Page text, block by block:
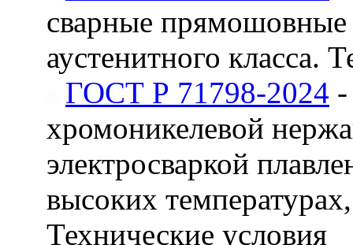
сварные
аустенитного класса.
ГОСТ Р 71798-2024
хромоникелевой
электросваркой
высоких
Технические условия